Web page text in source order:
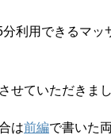
利用できるマッ
せていただきま
は前編で書いた